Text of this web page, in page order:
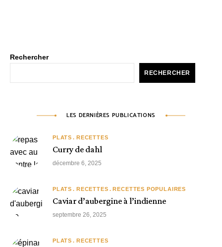
Rechercher
RECHERCHER
LES DERNIÈRES PUBLICATIONS
PLATS RECETTES
Curry de dahl
décembre 6, 2025
PLATS RECETTES RECETTES POPULAIRES
Caviar d’aubergine à l’indienne
septembre 26, 2025
PLATS RECETTES